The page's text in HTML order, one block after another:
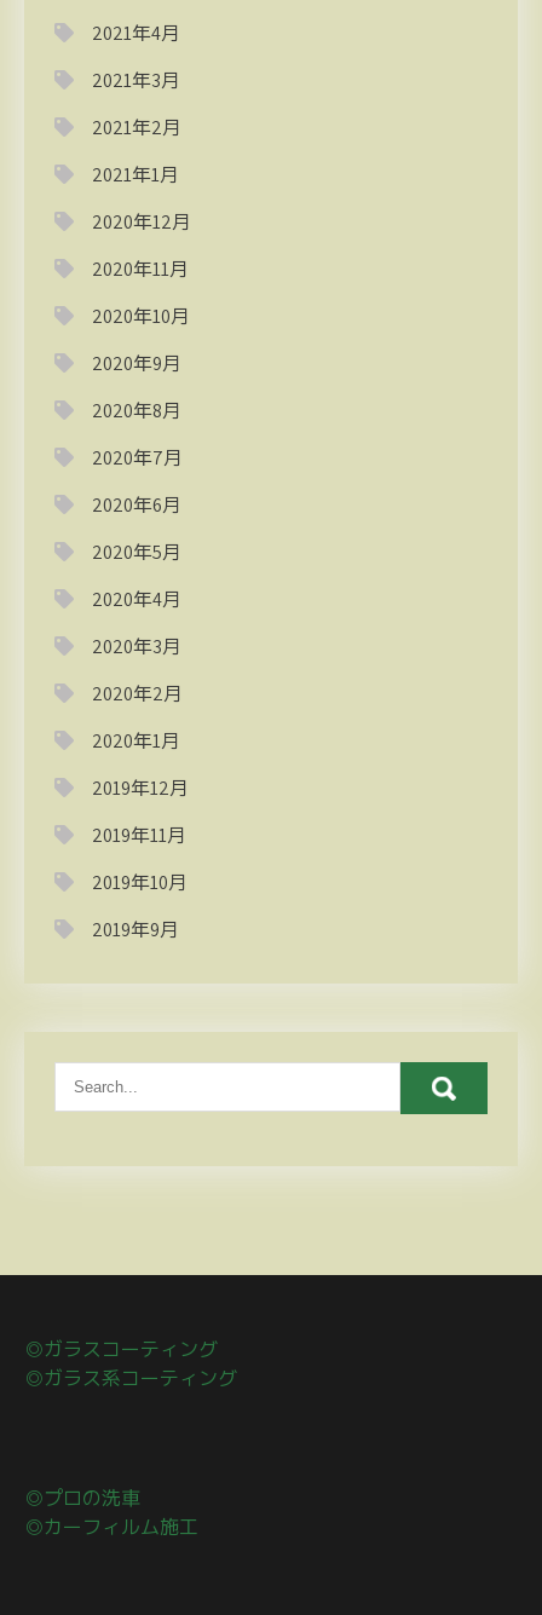
2021年4月
2021年3月
2021年2月
2021年1月
2020年12月
2020年11月
2020年10月
2020年9月
2020年8月
2020年7月
2020年6月
2020年5月
2020年4月
2020年3月
2020年2月
2020年1月
2019年12月
2019年11月
2019年10月
2019年9月
◎ガラスコーティング
◎ガラス系コーティング
◎プロの洗車
◎カーフィルム施工